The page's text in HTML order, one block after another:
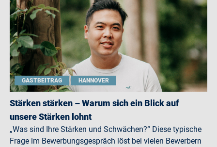
GASTBEITRAG HANNOVER
Stärken stärken – Warum sich ein Blick auf
unsere Stärken lohnt
„Was sind Ihre Stärken und Schwächen?“ Diese typische
Frage im Bewerbungsgespräch löst bei vielen Bewerbern